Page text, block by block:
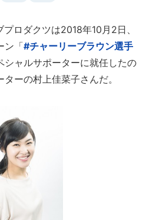
ロダクツは2018年10月2日、
ン「#チャーリーブラウン選手
シャルサポーターに就任したの
ーの村上佳菜子さんだ。